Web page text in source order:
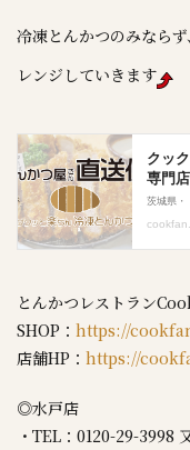
冷凍とんかつのみなら
レンジしていきます
とんかつレストラン
SHOP： https://
店舗HP： https://
◎水戸店
・TEL：0120-29-3998